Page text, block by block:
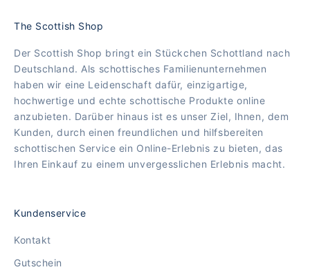
The Scottish Shop
Der Scottish Shop bringt ein Stückchen Schottland nach
Deutschland. Als schottisches Familienunternehmen
haben wir eine Leidenschaft dafür, einzigartige,
hochwertige und echte schottische Produkte online
anzubieten. Darüber hinaus ist es unser Ziel, Ihnen, dem
Kunden, durch einen freundlichen und hilfsbereiten
schottischen Service ein Online-Erlebnis zu bieten, das
Ihren Einkauf zu einem unvergesslichen Erlebnis macht.
Kundenservice
Kontakt
Gutschein